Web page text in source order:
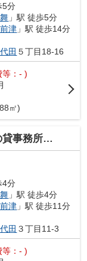
5分
」駅 徒歩5分
前津 」駅 徒歩14分
田 ５丁目18-16
等：- )
㎡)
オフィス 】
4分
」駅 徒歩4分
前津 」駅 徒歩11分
田 ３丁目11-3
等：- )